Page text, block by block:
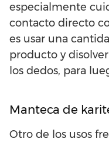
especialmente
contacto directo
es usar una
producto y
los dedos, para
Manteca de
Otro de los usos